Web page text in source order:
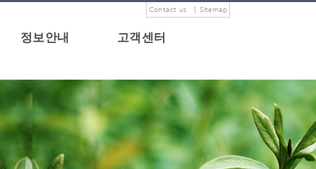
Contact us Sitemap
정보안내 고객센터